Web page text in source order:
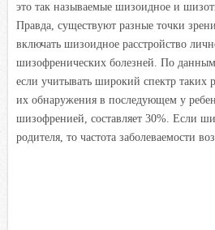
это так называемые шизоидное и
Правда, существуют разные точки
включать шизоидное расстройство
шизофренических болезней. По данным
если учитывать широкий спектр таких
их обнаружения в последующем у
шизофренией, составляет 30%. Если
родителя, то частота заболеваемости